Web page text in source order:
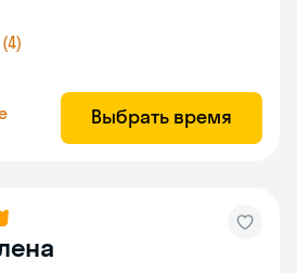
Выбрать время